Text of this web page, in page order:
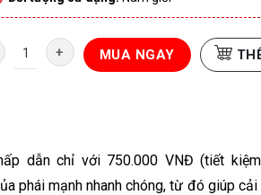
2 Titan Gel - Tăng kích thước cậu nhỏ
MUA NGAY
dẫn chỉ với 750.000 VNĐ (tiết
phái mạnh nhanh chóng, từ đó giúp cải